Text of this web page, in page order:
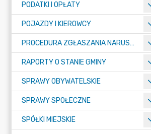
PODATKI I OPŁATY
POJAZDY I KIEROWCY
PROCEDURA ZGŁASZANIA NARUSZEŃ PRAWA
RAPORTY O STANIE GMINY
SPRAWY OBYWATELSKIE
SPRAWY SPOŁECZNE
SPÓŁKI MIEJSKIE